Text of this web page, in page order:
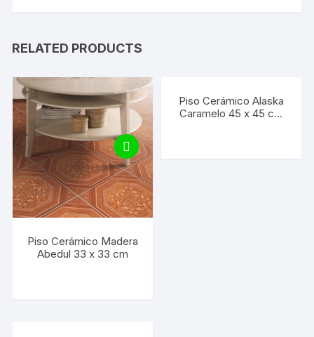
RELATED PRODUCTS
Piso Cerámico Madera
Abedul 33 x 33 cm
Piso Cerámico Alaska
Caramelo 45 x 45 cm